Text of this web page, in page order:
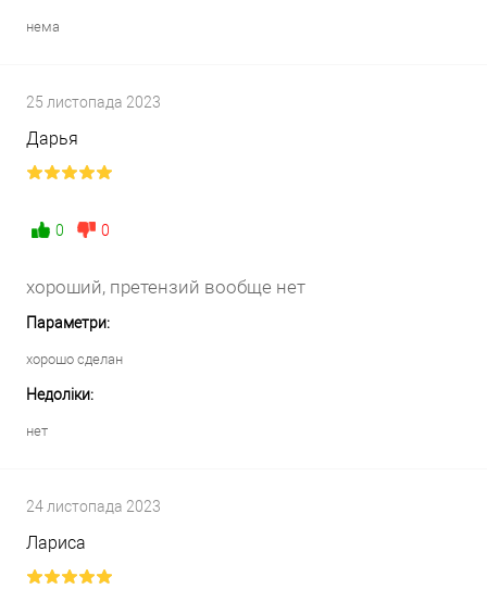
нема
25 листопада 2023
Дарья
0 0
хороший, претензий вообще нет
Параметри:
хорошо сделан
Недоліки:
нет
24 листопада 2023
Лариса